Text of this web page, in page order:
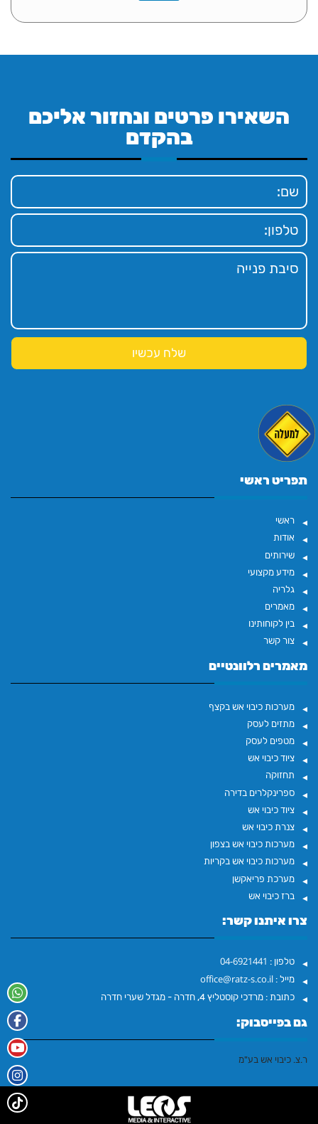
השאירו פרטים ונחזור אליכם
בהקדם
תפריט ראשי
ראשי
אודות
שירותים
מידע מקצועי
גלריה
מאמרים
בין לקוחותינו
צור קשר
מאמרים רלוונטיים
מערכות כיבוי אש בקצף
מתזים לעסק
מטפים לעסק
ציוד כיבוי אש
תחזוקה
ספרינקלרים בדירה
ציוד כיבוי אש
צנרת כיבוי אש
מערכות כיבוי אש בצפון
מערכות כיבוי אש בקריות
מערכת פריאקשן
ברז כיבוי אש
צרו איתנו קשר:
טלפון : 04-6921441
מייל : office@ratz-s.co.il
כתובת : מרדכי קוסטליץ 4, חדרה - מגדל שערי חדרה
גם בפייסבוק:
‏ר.צ. כיבוי אש בע"מ‏